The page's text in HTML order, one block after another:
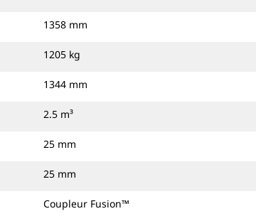
1358 mm
1205 kg
1344 mm
2.5 m³
25 mm
25 mm
Coupleur Fusion™